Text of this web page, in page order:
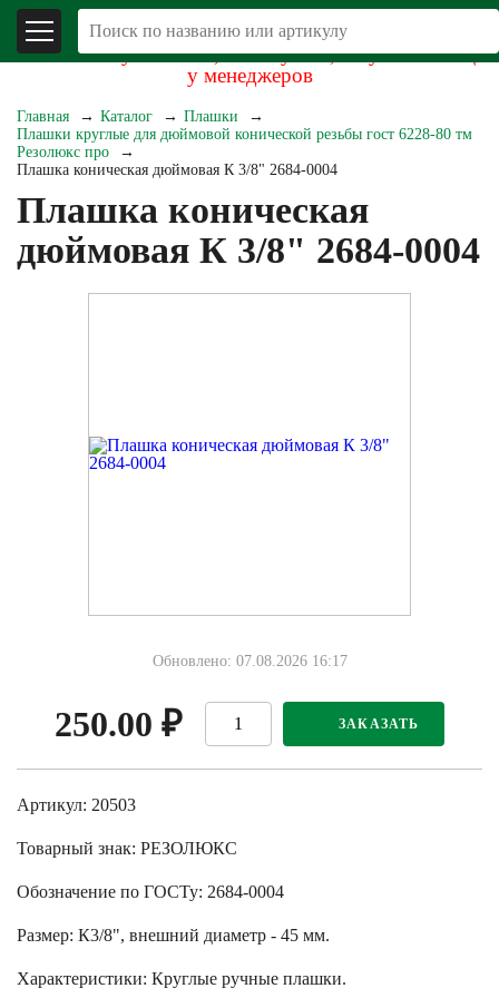
В связи со складывающейся экономической
обстановкой уточняйте, пожалуйста, актуальность цен
у менеджеров
Главная Каталог
Плашки
Плашки круглые для дюймовой конической резьбы гост 6228-80 тм
Резолюкс про
Плашка коническая дюймовая К 3/8" 2684-0004
Плашка коническая
дюймовая К 3/8" 2684-0004
Обновлено: 07.08.2026 16:17
250.00 ₽ ЗАКАЗАТЬ
Артикул: 20503
Товарный знак: РЕЗОЛЮКС
Обозначение по ГОСТу: 2684-0004
Размер: К3/8", внешний диаметр - 45 мм.
Характеристики: Круглые ручные плашки.